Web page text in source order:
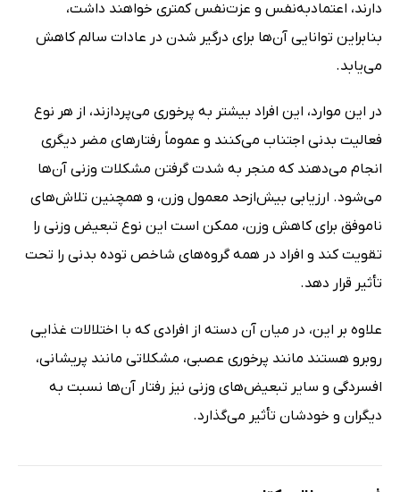
دارند، اعتمادبه‌نفس و عزت‌نفس کمتری خواهند داشت،
بنابراین توانایی آن‌ها برای درگیر شدن در عادات سالم کاهش
می‌یابد.
در این موارد، این افراد بیشتر به پرخوری می‌پردازند، از هر نوع
فعالیت بدنی اجتناب می‌کنند و عموماً رفتارهای مضر دیگری
انجام می‌دهند که منجر به شدت گرفتن مشکلات وزنی آن‌ها
می‌شود. ارزیابی بیش‌ازحد معمول وزن، و همچنین تلاش‌های
ناموفق برای کاهش وزن، ممکن است این نوع تبعیض وزنی را
تقویت کند و افراد در همه گروه‌های شاخص توده بدنی را تحت
تأثیر قرار دهد.
علاوه بر این، در میان آن دسته از افرادی که با اختلالات غذایی
روبرو هستند مانند پرخوری عصبی، مشکلاتی مانند پریشانی،
افسردگی و سایر تبعیض‌های وزنی نیز رفتار آن‌ها نسبت به
دیگران و خودشان تأثیر می‌گذارد.